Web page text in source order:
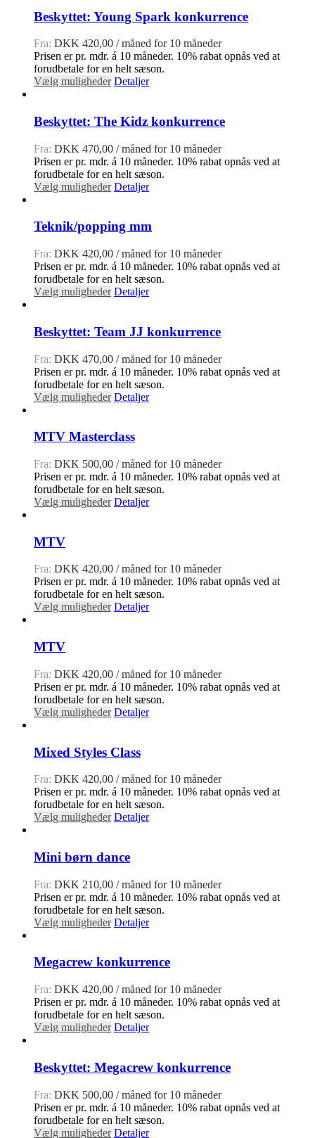
Beskyttet: Young Spark konkurrence
Fra: DKK 420,00 / måned for 10 måneder
Prisen er pr. mdr. á 10 måneder. 10% rabat opnås ved at
forudbetale for en helt sæson.
Vælg muligheder Detaljer
Beskyttet: The Kidz konkurrence
Fra: DKK 470,00 / måned for 10 måneder
Prisen er pr. mdr. á 10 måneder. 10% rabat opnås ved at
forudbetale for en helt sæson.
Vælg muligheder Detaljer
Teknik/popping mm
Fra: DKK 420,00 / måned for 10 måneder
Prisen er pr. mdr. á 10 måneder. 10% rabat opnås ved at
forudbetale for en helt sæson.
Vælg muligheder Detaljer
Beskyttet: Team JJ konkurrence
Fra: DKK 470,00 / måned for 10 måneder
Prisen er pr. mdr. á 10 måneder. 10% rabat opnås ved at
forudbetale for en helt sæson.
Vælg muligheder Detaljer
MTV Masterclass
Fra: DKK 500,00 / måned for 10 måneder
Prisen er pr. mdr. á 10 måneder. 10% rabat opnås ved at
forudbetale for en helt sæson.
Vælg muligheder Detaljer
MTV
Fra: DKK 420,00 / måned for 10 måneder
Prisen er pr. mdr. á 10 måneder. 10% rabat opnås ved at
forudbetale for en helt sæson.
Vælg muligheder Detaljer
MTV
Fra: DKK 420,00 / måned for 10 måneder
Prisen er pr. mdr. á 10 måneder. 10% rabat opnås ved at
forudbetale for en helt sæson.
Vælg muligheder Detaljer
Mixed Styles Class
Fra: DKK 420,00 / måned for 10 måneder
Prisen er pr. mdr. á 10 måneder. 10% rabat opnås ved at
forudbetale for en helt sæson.
Vælg muligheder Detaljer
Mini børn dance
Fra: DKK 210,00 / måned for 10 måneder
Prisen er pr. mdr. á 10 måneder. 10% rabat opnås ved at
forudbetale for en helt sæson.
Vælg muligheder Detaljer
Megacrew konkurrence
Fra: DKK 420,00 / måned for 10 måneder
Prisen er pr. mdr. á 10 måneder. 10% rabat opnås ved at
forudbetale for en helt sæson.
Vælg muligheder Detaljer
Beskyttet: Megacrew konkurrence
Fra: DKK 500,00 / måned for 10 måneder
Prisen er pr. mdr. á 10 måneder. 10% rabat opnås ved at
forudbetale for en helt sæson.
Vælg muligheder Detaljer